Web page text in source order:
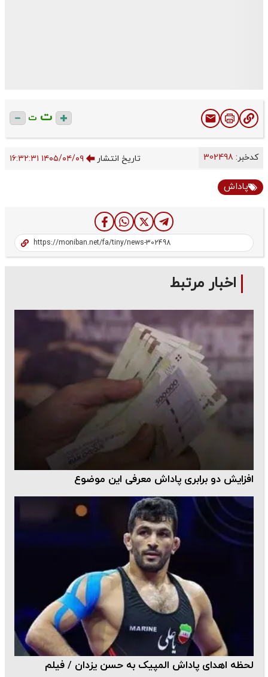
ت ت
کدخبر: تاریخ انتشار ۱۴۰۵/۰۴/۰۹ ۱۶:۳۲:۳۱
پاداش
اخبار مرتبط
افزایش دو برابری پاداش معرفی این موضوع
لحظه اهدای پاداش المپیک به حسن یزدان / فیلم